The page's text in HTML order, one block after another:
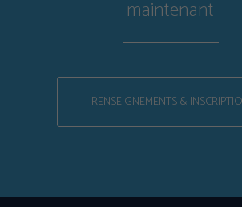
maintenant
RENSEIGNEMENTS &